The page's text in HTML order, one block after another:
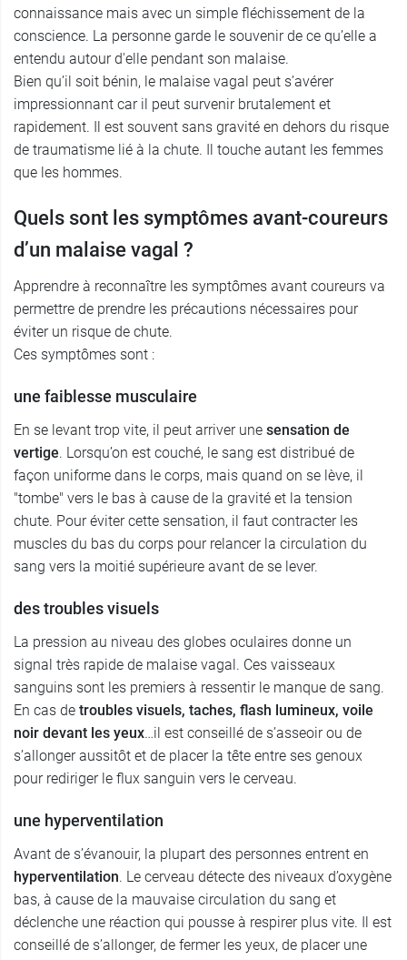
connaissance mais avec un simple fléchissement de la
conscience. La personne garde le souvenir de ce qu’elle a
entendu autour d'elle pendant son malaise.
Bien qu’il soit bénin, le malaise vagal peut s’avérer
impressionnant car il peut survenir brutalement et
rapidement. Il est souvent sans gravité en dehors du risque
de traumatisme lié à la chute. Il touche autant les femmes
que les hommes.
Quels sont les symptômes avant-coureurs
d’un malaise vagal ?
Apprendre à reconnaître les symptômes avant coureurs va
permettre de prendre les précautions nécessaires pour
éviter un risque de chute.
Ces symptômes sont :
une faiblesse musculaire
En se levant trop vite, il peut arriver une sensation de
vertige. Lorsqu’on est couché, le sang est distribué de
façon uniforme dans le corps, mais quand on se lève, il
"tombe" vers le bas à cause de la gravité et la tension
chute. Pour éviter cette sensation, il faut contracter les
muscles du bas du corps pour relancer la circulation du
sang vers la moitié supérieure avant de se lever.
des troubles visuels
La pression au niveau des globes oculaires donne un
signal très rapide de malaise vagal. Ces vaisseaux
sanguins sont les premiers à ressentir le manque de sang.
En cas de troubles visuels, taches, flash lumineux, voile
noir devant les yeux…il est conseillé de s’asseoir ou de
s’allonger aussitôt et de placer la tête entre ses genoux
pour rediriger le flux sanguin vers le cerveau.
une hyperventilation
Avant de s’évanouir, la plupart des personnes entrent en
hyperventilation. Le cerveau détecte des niveaux d’oxygène
bas, à cause de la mauvaise circulation du sang et
déclenche une réaction qui pousse à respirer plus vite. Il est
conseillé de s’allonger, de fermer les yeux, de placer une